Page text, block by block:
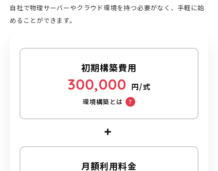
資料ダウンロード
無料トライアル
ERPで連携をさらにラクに
お問い合わせ
自社で物理サーバーやクラウド環境を持つ必要がなく、手軽に始
めることができます。
初期構築費用
300,000 円/式
環境構築とは
月額利用料金​